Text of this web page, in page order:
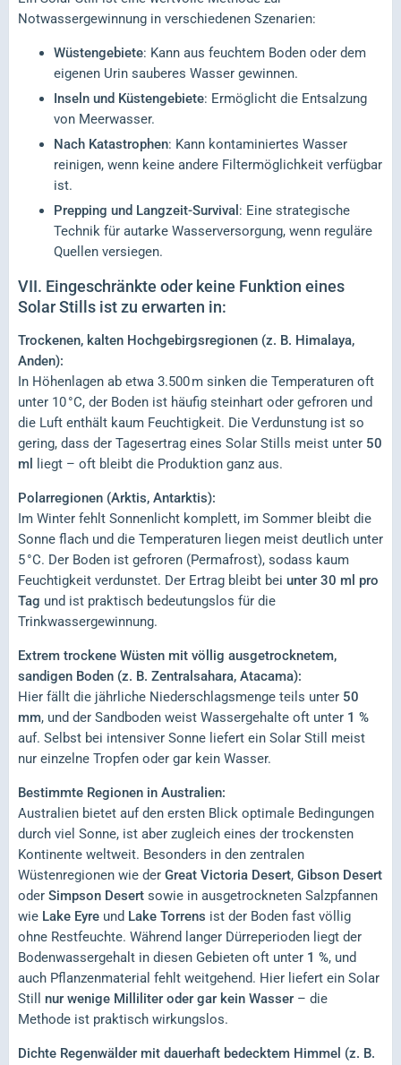
Notwassergewinnung in verschiedenen Szenarien:
Wüstengebiete: Kann aus feuchtem Boden oder dem
eigenen Urin sauberes Wasser gewinnen.
Inseln und Küstengebiete: Ermöglicht die Entsalzung
von Meerwasser.
Nach Katastrophen: Kann kontaminiertes Wasser
reinigen, wenn keine andere Filtermöglichkeit verfügbar
ist.
Prepping und Langzeit-Survival : Eine strategische
Technik für autarke Wasserversorgung, wenn reguläre
Quellen versiegen.
VII. Eingeschränkte oder keine Funktion eines
Solar Stills ist zu erwarten in:
Trockenen, kalten Hochgebirgsregionen (z. B. Himalaya,
Anden):
In Höhenlagen ab etwa 3.500 m sinken die Temperaturen oft
unter 10 °C, der Boden ist häufig steinhart oder gefroren und
die Luft enthält kaum Feuchtigkeit. Die Verdunstung ist so
gering, dass der Tagesertrag eines Solar Stills meist unter 50
ml
liegt – oft bleibt die Produktion ganz aus.
Polarregionen (Arktis, Antarktis):
Im Winter fehlt Sonnenlicht komplett, im Sommer bleibt die
Sonne flach und die Temperaturen liegen meist deutlich unter
5 °C. Der Boden ist gefroren (Permafrost), sodass kaum
Feuchtigkeit verdunstet. Der Ertrag bleibt bei unter 30 ml pro
Tag und ist praktisch bedeutungslos für die
Trinkwassergewinnung.
Extrem trockene Wüsten mit völlig ausgetrocknetem,
sandigen Boden (z. B. Zentralsahara, Atacama):
Hier fällt die jährliche Niederschlagsmenge teils unter 50
mm, und der Sandboden weist Wassergehalte oft unter 1 %
auf. Selbst bei intensiver Sonne liefert ein Solar Still meist
nur einzelne Tropfen oder gar kein Wasser.
Bestimmte Regionen in Australien:
Australien bietet auf den ersten Blick optimale Bedingungen
durch viel Sonne, ist aber zugleich eines der trockensten
Kontinente weltweit. Besonders in den zentralen
Wüstenregionen wie der Great Victoria Desert, Gibson Desert
oder Simpson Desert sowie in ausgetrockneten Salzpfannen
wie Lake Eyre und Lake Torrens ist der Boden fast völlig
ohne Restfeuchte. Während langer Dürreperioden liegt der
Bodenwassergehalt in diesen Gebieten oft unter 1 %, und
auch Pflanzenmaterial fehlt weitgehend. Hier liefert ein Solar
Still nur wenige Milliliter oder gar kein Wasser – die
Methode ist praktisch wirkungslos.
Dichte Regenwälder mit dauerhaft bedecktem Himmel (z. B.